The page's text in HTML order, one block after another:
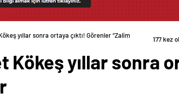
yıllar sonra ortaya çıktı! Görenler “Zalim Zaman” diyor
Kökeş yıllar sonra